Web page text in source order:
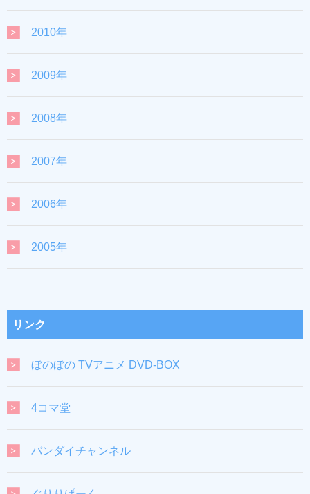
2010年
2009年
2008年
2007年
2006年
2005年
リンク
ぼのぼの TVアニメ DVD-BOX
4コマ堂
バンダイチャンネル